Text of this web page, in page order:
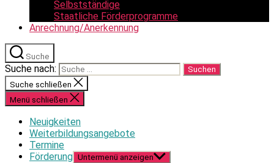
Selbstständige
Staatliche Förderprogramme
Anrechnung/Anerkennung
Suche
Suche nach:
Suche schließen
Menü schließen
Neuigkeiten
Weiterbildungsangebote
Termine
Förderung Untermenü anzeigen